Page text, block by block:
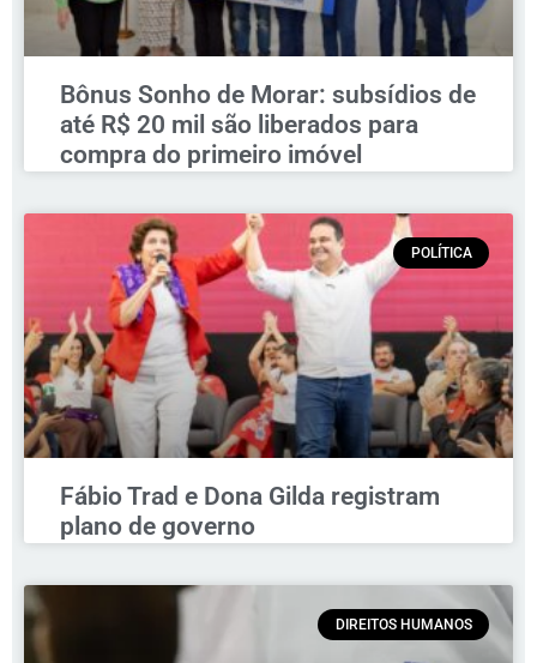
Bônus Sonho de Morar: subsídios de
até R$ 20 mil são liberados para
compra do primeiro imóvel
POLÍTICA
Fábio Trad e Dona Gilda registram
plano de governo
DIREITOS HUMANOS